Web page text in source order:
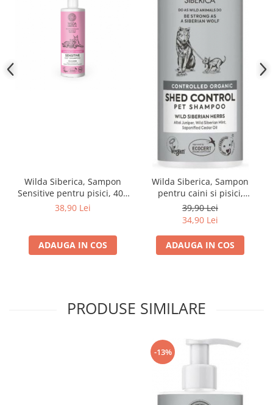
Wilda Siberica, Sampon
Sensitive pentru pisici, 400
ml
38,90 Lei
ADAUGA IN COS
Wilda Siberica, Sampon
pentru caini si pisici,
antinaparlire, 400 ml
39,90 Lei
34,90 Lei
ADAUGA IN COS
PRODUSE SIMILARE
-13%